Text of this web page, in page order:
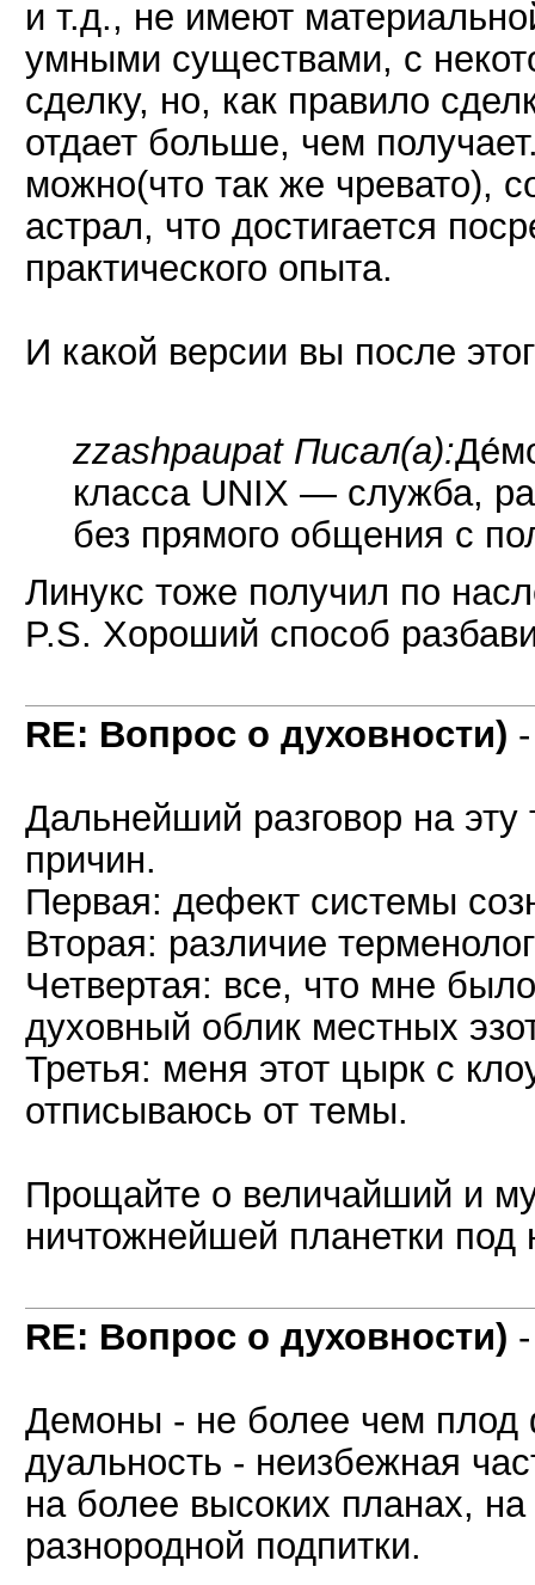
и т.д., не имеют
умными существами, с
сделку, но, как правило
отдает больше, чем
можно(что так же чревато),
астрал, что достигается
практического опыта.
И какой версии вы после
zzashpaupat Писал(а):
класса UNIX — служба,
без прямого общения с
Линукс тоже получил по
P.S. Хороший способ
RE: Вопрос о духовности)
Дальнейший разговор на
причин.
Первая: дефект системы
Вторая: различие
Четвертая: все, что мне
духовный облик местных
Третья: меня этот цырк с
отписываюсь от темы.
Прощайте о величайший и
ничтожнейшей планетки
RE: Вопрос о духовности)
Демоны - не более чем плод
дуальность - неизбежная
на более высоких планах,
разнородной подпитки.